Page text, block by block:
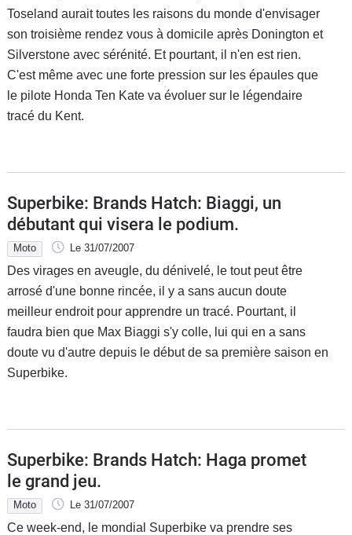
Toseland aurait toutes les raisons du monde d'envisager
son troisième rendez vous à domicile après Donington et
Silverstone avec sérénité. Et pourtant, il n'en est rien.
C'est même avec une forte pression sur les épaules que
le pilote Honda Ten Kate va évoluer sur le légendaire
tracé du Kent.
Superbike: Brands Hatch: Biaggi, un
débutant qui visera le podium.
Moto Le 31/07/2007
Des virages en aveugle, du dénivelé, le tout peut être
arrosé d'une bonne rincée, il y a sans aucun doute
meilleur endroit pour apprendre un tracé. Pourtant, il
faudra bien que Max Biaggi s'y colle, lui qui en a sans
doute vu d'autre depuis le début de sa première saison en
Superbike.
Superbike: Brands Hatch: Haga promet
le grand jeu.
Moto Le 31/07/2007
Ce week-end, le mondial Superbike va prendre ses